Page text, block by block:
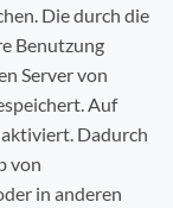
Die durch die
Benutzung
Server von
Auf
Dadurch
von
in anderen